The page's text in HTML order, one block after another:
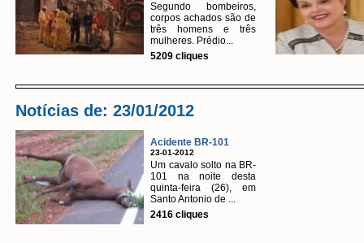
Segundo bombeiros,
corpos achados são de
três homens e três
mulheres. Prédio...
5209 cliques
Notícias de: 23/01/2012
Acidente BR-101
23-01-2012
Um cavalo solto na BR-
101 na noite desta
quinta-feira (26), em
Santo Antonio de ...
2416 cliques